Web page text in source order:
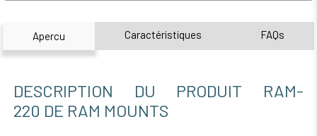
Apercu Caractéristiques FAQs
DESCRIPTION DU PRODUIT RAM-
220 DE RAM MOUNTS